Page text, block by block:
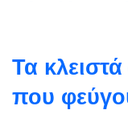
Τα
που